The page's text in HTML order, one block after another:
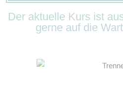
Der aktuelle Kurs ist
gerne auf die